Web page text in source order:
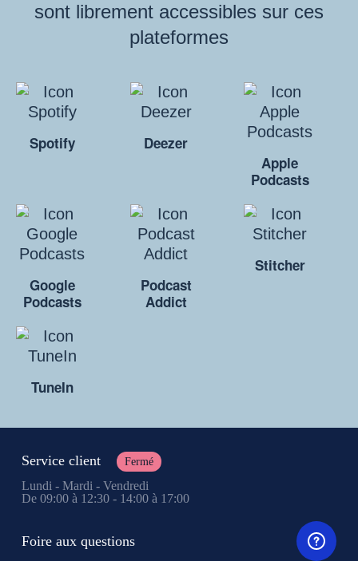
sont librement accessibles sur ces
plateformes
Spotify
Deezer
Apple
Podcasts
Google
Podcasts
Podcast
Addict
Stitcher
TuneIn
Service client Fermé
Lundi - Mardi - Vendredi
De 09:00 à 12:30 - 14:00 à 17:00
Foire aux questions